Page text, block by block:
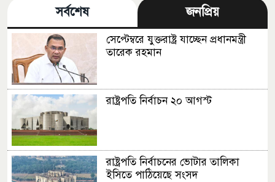
সর্বশেষ জনপ্রিয়
সেপ্টেম্বরে যুক্তরাষ্ট্র যাচ্ছেন প্রধানমন্ত্রী
তারেক রহমান
রাষ্ট্রপতি নির্বাচন ২০ আগস্ট
রাষ্ট্রপতি নির্বাচনের ভোটার তালিকা
ইসিতে পাঠিয়েছে সংসদ